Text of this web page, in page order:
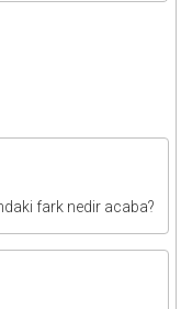
fark nedir acaba?